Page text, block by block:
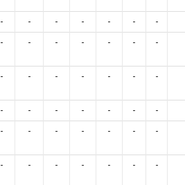
- - - - - -
-
- - - - - - -
- - - - - - -
- - - - - -
-
- - - - - - -
- - - - - - -